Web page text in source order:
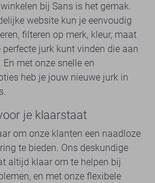
bij Sans is het gemak.
website kun je eenvoudig
filteren op merk, kleur, maat
jurk kunt vinden die aan
met onze snelle en
heb je jouw nieuwe jurk in
je klaarstaat
om onze klanten een naadloze
te bieden. Ons deskundige
altijd klaar om te helpen bij
en met onze flexibele